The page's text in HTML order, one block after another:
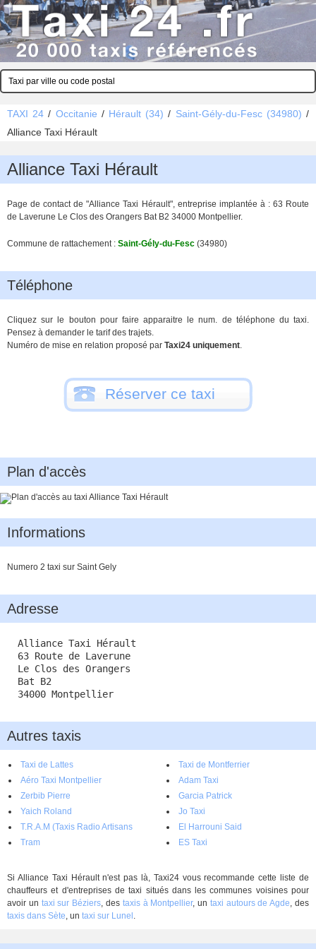
TAXI 24 / Occitanie / Hérault (34) / Saint-Gély-du-Fesc (34980) /
Alliance Taxi Hérault
Alliance Taxi Hérault
Page de contact de "Alliance Taxi Hérault", entreprise implantée à : 63 Route
de Laverune Le Clos des Orangers Bat B2 34000 Montpellier.
Commune de rattachement : Saint-Gély-du-Fesc (34980)
Téléphone
Cliquez sur le bouton pour faire apparaitre le num. de téléphone du taxi.
Pensez à demander le tarif des trajets.
Numéro de mise en relation proposé par Taxi24 uniquement.
Réserver ce taxi
Plan d'accès
Informations
Numero 2 taxi sur Saint Gely
Adresse
Alliance Taxi Hérault
63 Route de Laverune
Le Clos des Orangers
Bat B2
34000 Montpellier
Autres taxis
Taxi de Lattes
Taxi de Montferrier
Aéro Taxi Montpellier
Adam Taxi
Zerbib Pierre
Garcia Patrick
Yaich Roland
Jo Taxi
T.R.A.M (Taxis Radio Artisans
Montpellier)
El Harrouni Said
Tram
ES Taxi
Si Alliance Taxi Hérault n'est pas là, Taxi24 vous recommande cette liste de
chauffeurs et d'entreprises de taxi situés dans les communes voisines pour
avoir un taxi sur Béziers, des taxis à Montpellier, un taxi autours de Agde, des
taxis dans Sète, un taxi sur Lunel .